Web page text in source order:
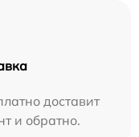
доставит
и обратно.